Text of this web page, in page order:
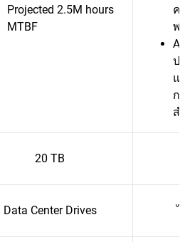
Projected 2.5M hours
MTBF
20 TB
Data Center Drives